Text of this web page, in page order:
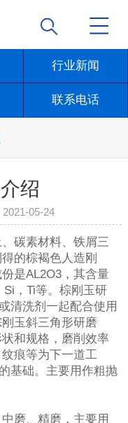
行业新闻
联系电话
绍
2021-05-24
碳素材料、铁屑三
的棕褐色人造刚
是AL2O3，其含量
，Ti等。棕刚玉研
清洗剂一起配合使用
刚玉斜三角形研磨
和规格，磨削效率
痕等为下一道工
基础。主要用作粗抛
磨、精磨，主要用